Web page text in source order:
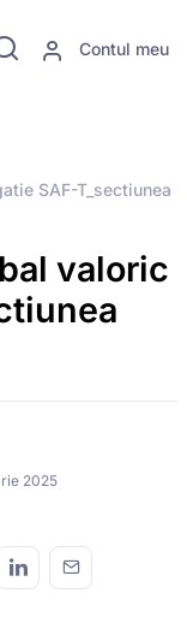
Contul meu
SAF-T_sectiunea
valoric
2025